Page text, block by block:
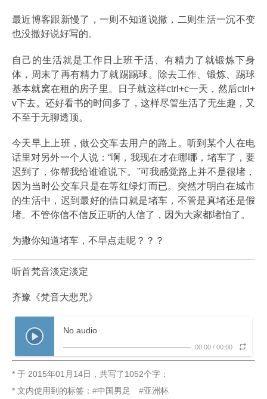
最近博客跟新慢了，一则不知道说撒，二则生活一沉不变
也没撒好说好写的。
自己的生活就是工作日上班干活、有精力了就锻炼下身
体，周末了再有精力了就踢踢球。除去工作、锻炼、踢球
基本就窝在租的房子里。日子就这样ctrl+c一天，然后ctrl+
v下去。还好看书的时间多了，这样尽管生活了无生趣，又
不至于无聊透顶。
今天早上上班，做公交车去用户的路上。听到某个人在电
话里对另外一个人说：“啊，我现在才在哪哪，堵车了，要
迟到了，你帮我给谁谁说下。”可我感觉路上并不是很堵，
因为当时公交车只是在等红绿灯而已。突然才明白在城市
的生活中，迟到最好的借口就是堵车，不管是真堵还是假
堵。不管你信不信反正听的人信了，因为大家都堵怕了。
为撒你知道堵车，不早点走呢？？？
听首梵音淡定淡定
齐豫《梵音大悲咒》
No audio
00:00 / 00:00
* 于 2015年01月14日 ， 共写了1052个字 ；
* 文内使用到的标签：
中国男足 亚洲杯